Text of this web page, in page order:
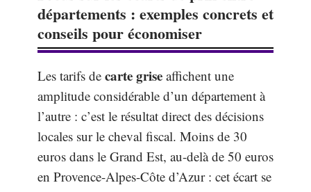
départements : exemples concrets et
conseils pour économiser
Les tarifs de carte grise affichent une
amplitude considérable d’un département à
l’autre : c’est le résultat direct des décisions
locales sur le cheval fiscal. Moins de 30
euros dans le Grand Est, au-delà de 50 euros
en Provence-Alpes-Côte d’Azur : cet écart se